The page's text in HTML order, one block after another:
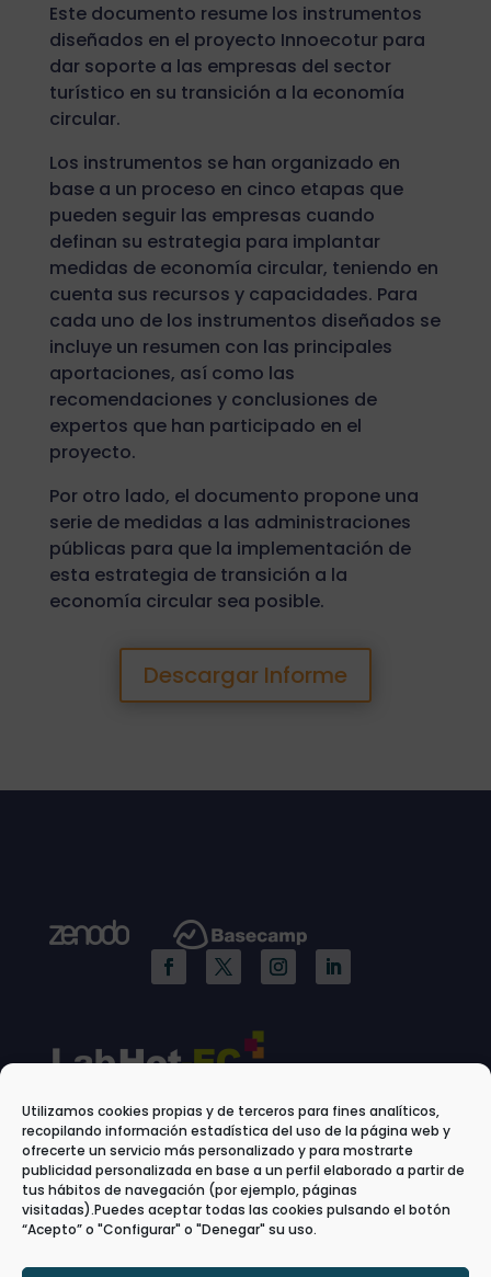
Utilizamos cookies propias y de terceros para fines analíticos,
recopilando información estadística del uso de la página web y
ofrecerte un servicio más personalizado y para mostrarte
publicidad personalizada en base a un perfil elaborado a partir de
tus hábitos de navegación (por ejemplo, páginas
visitadas).Puedes aceptar todas las cookies pulsando el botón
“Acepto” o "Configurar" o "Denegar" su uso.
Este documento resume los instrumentos
diseñados en el proyecto Innoecotur para
dar soporte a las empresas del sector
turístico en su transición a la economía
circular.
Los instrumentos se han organizado en
base a un proceso en cinco etapas que
pueden seguir las empresas cuando
definan su estrategia para implantar
medidas de economía circular, teniendo en
cuenta sus recursos y capacidades. Para
cada uno de los instrumentos diseñados se
incluye un resumen con las principales
aportaciones, así como las
recomendaciones y conclusiones de
expertos que han participado en el
proyecto.
Por otro lado, el documento propone una
serie de medidas a las administraciones
públicas para que la implementación de
esta estrategia de transición a la
economía circular sea posible.
Descargar Informe